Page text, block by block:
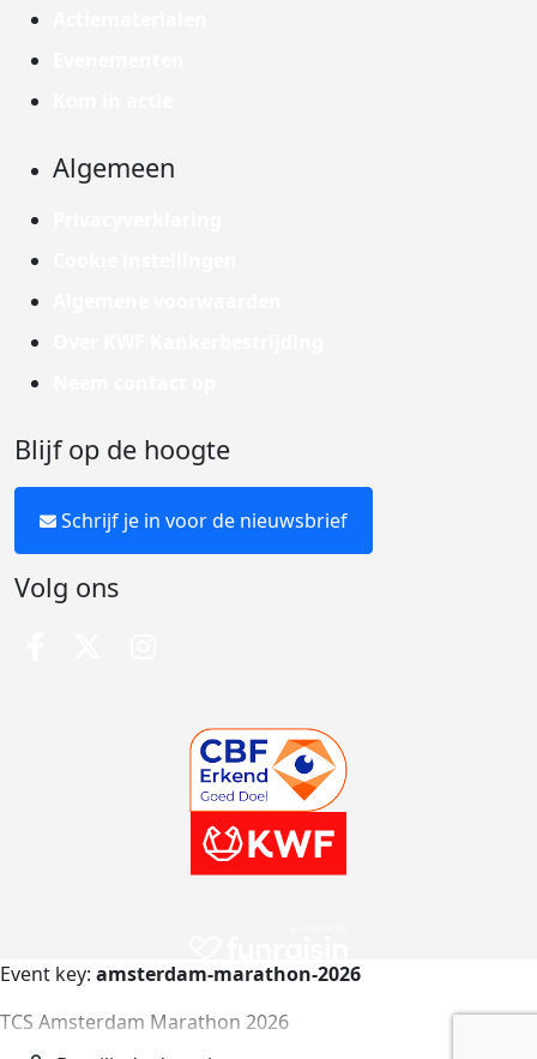
Algemeen
Blijf op de hoogte
Schrijf je in voor de nieuwsbrief
Volg ons
Event key: amsterdam-marathon-2026
TCS Amsterdam Marathon 2026